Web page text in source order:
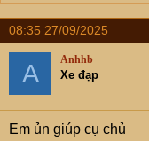
a
t
r
08:35 27/09/2025
A Anhhb
Xe đạp
Em ủn giúp cụ chủ